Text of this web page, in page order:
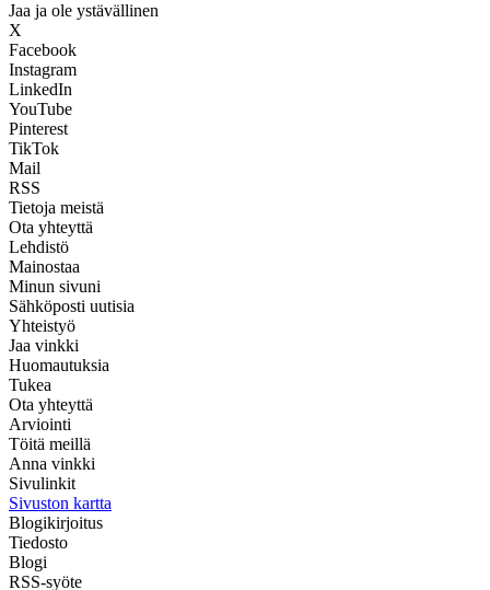
Jaa ja ole ystävällinen
X
Facebook
Instagram
LinkedIn
YouTube
Pinterest
TikTok
Mail
RSS
Tietoja meistä
Ota yhteyttä
Lehdistö
Mainostaa
Minun sivuni
Sähköposti uutisia
Yhteistyö
Jaa vinkki
Huomautuksia
Tukea
Ota yhteyttä
Arviointi
Töitä meillä
Anna vinkki
Sivulinkit
Sivuston kartta
Blogikirjoitus
Tiedosto
Blogi
RSS-syöte